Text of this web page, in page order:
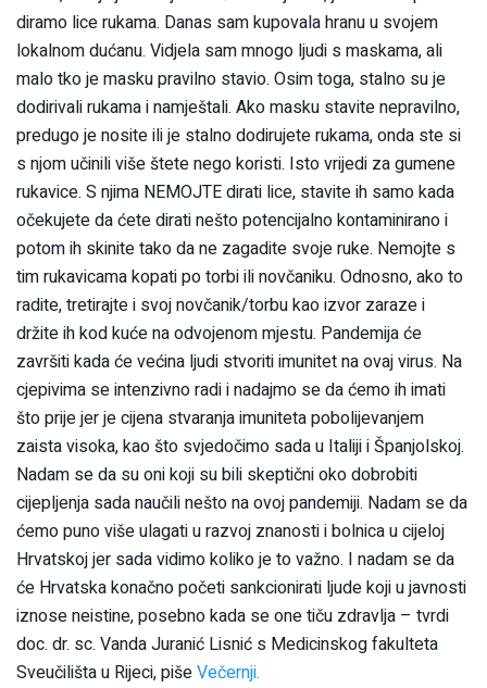
diramo lice rukama. Danas sam kupovala hranu u svojem
lokalnom dućanu. Vidjela sam mnogo ljudi s maskama, ali
malo tko je masku pravilno stavio. Osim toga, stalno su je
dodirivali rukama i namještali. Ako masku stavite nepravilno,
predugo je nosite ili je stalno dodirujete rukama, onda ste si
s njom učinili više štete nego koristi. Isto vrijedi za gumene
rukavice. S njima NEMOJTE dirati lice, stavite ih samo kada
očekujete da ćete dirati nešto potencijalno kontaminirano i
potom ih skinite tako da ne zagadite svoje ruke. Nemojte s
tim rukavicama kopati po torbi ili novčaniku. Odnosno, ako to
radite, tretirajte i svoj novčanik/torbu kao izvor zaraze i
držite ih kod kuće na odvojenom mjestu. Pandemija će
završiti kada će većina ljudi stvoriti imunitet na ovaj virus. Na
cjepivima se intenzivno radi i nadajmo se da ćemo ih imati
što prije jer je cijena stvaranja imuniteta pobolijevanjem
zaista visoka, kao što svjedočimo sada u Italiji i Španjolskoj.
Nadam se da su oni koji su bili skeptični oko dobrobiti
cijepljenja sada naučili nešto na ovoj pandemiji. Nadam se da
ćemo puno više ulagati u razvoj znanosti i bolnica u cijeloj
Hrvatskoj jer sada vidimo koliko je to važno. I nadam se da
će Hrvatska konačno početi sankcionirati ljude koji u javnosti
iznose neistine, posebno kada se one tiču zdravlja – tvrdi
doc. dr. sc. Vanda Juranić Lisnić s Medicinskog fakulteta
Sveučilišta u Rijeci, pišeVečernji.